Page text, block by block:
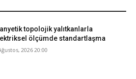
topolojik yalıtkanlarla
ölçümde standartlaşma
2026 20:00